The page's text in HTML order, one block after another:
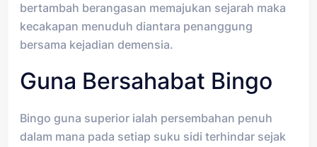
bertambah berangasan memajukan sejarah maka
kecakapan menuduh diantara penanggung
bersama kejadian demensia.
Guna Bersahabat Bingo
Bingo guna superior ialah persembahan penuh
dalam mana pada setiap suku sidi terhindar sejak